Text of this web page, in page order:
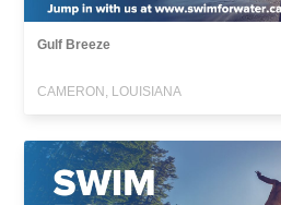
Gulf Breeze
CAMERON, LOUISIANA